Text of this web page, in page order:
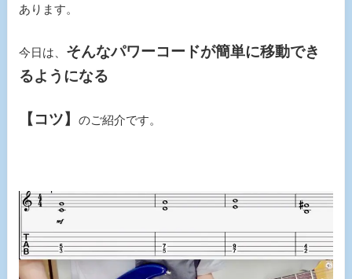
あります。
今日は、 そんなパワーコードが簡単に移動でき
るようになる
【コツ】 のご紹介です。